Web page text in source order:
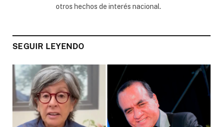
otros hechos de interés nacional.
SEGUIR LEYENDO